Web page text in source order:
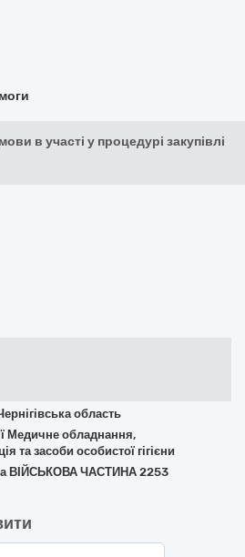
в участі у процедурі закупівлі
область
Медичне обладнання,
та засоби особистої гігієни
ВІЙСЬКОВА ЧАСТИНА 2253